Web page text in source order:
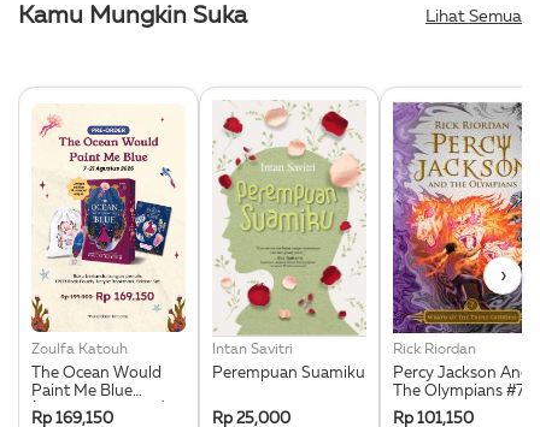
Kamu Mungkin Suka Lihat Semua
Zoulfa Katouh
The Ocean Would
Paint Me Blue
(Illustration Edges) -
Rp 169,150
Intan Savitri
Perempuan Suamiku
Rp 25,000
Rick Riordan
Percy Jackson And
The Olympians #7:
Wrath Of The Triple
Rp 101,150
›